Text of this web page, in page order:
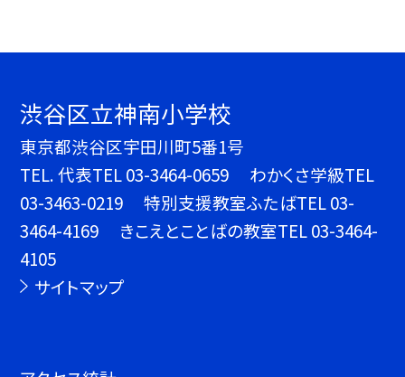
渋谷区立神南小学校
東京都渋谷区宇田川町5番1号
TEL.代表TEL 03-3464-0659 わかくさ学級TEL
03-3463-0219 特別支援教室ふたばTEL 03-
3464-4169 きこえとことばの教室TEL 03-3464-
4105
サイトマップ